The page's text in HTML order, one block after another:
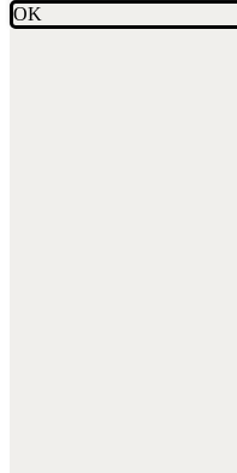
OK